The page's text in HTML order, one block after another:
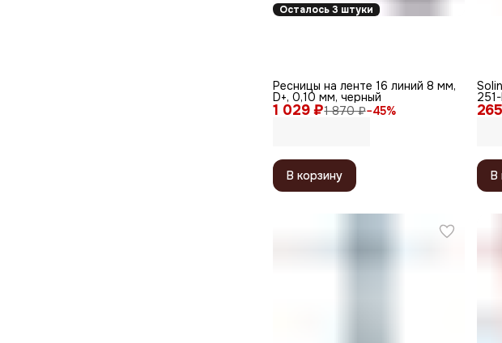
Осталось 3 штуки
1 029 ₽1 870 ₽−45%
Ресницы на ленте 16 линий 8 мм,
D+, 0,10 мм, черный
В корзину В